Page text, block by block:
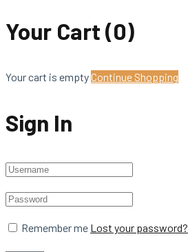
Your Cart (0)
Your cart is emptyContinue Shopping
Sign In
Remember me Lost your password?